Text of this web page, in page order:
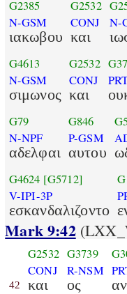
G2385
N-GSM
ιακωβου
G2532
CONJ
και
N-
G4613
N-GSM
σιμωνος
G2532
CONJ
και
G79
N-NPF
αδελφαι
G846
P-GSM
αυτου
G4624 [G5712]
V-IPI-3P
εσκανδαλιζοντο
Mark 9:42
42
G2532
CONJ
και
G3739
R-NSM
ος αν